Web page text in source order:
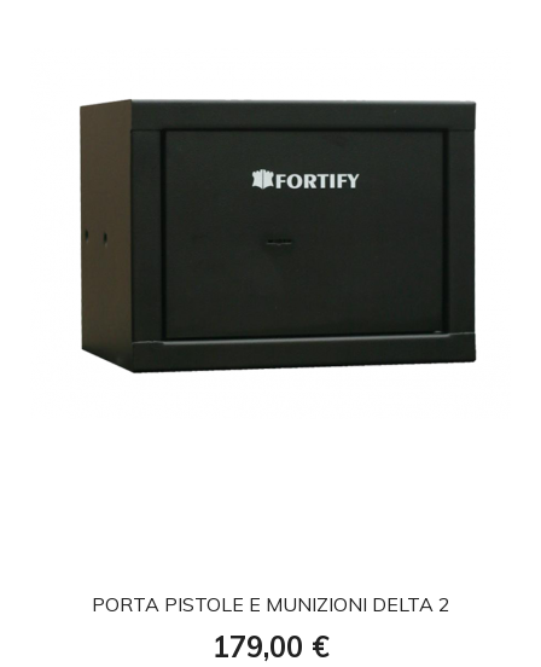
PORTA PISTOLE E MUNIZIONI DELTA 2
Prezzo
179,00 €